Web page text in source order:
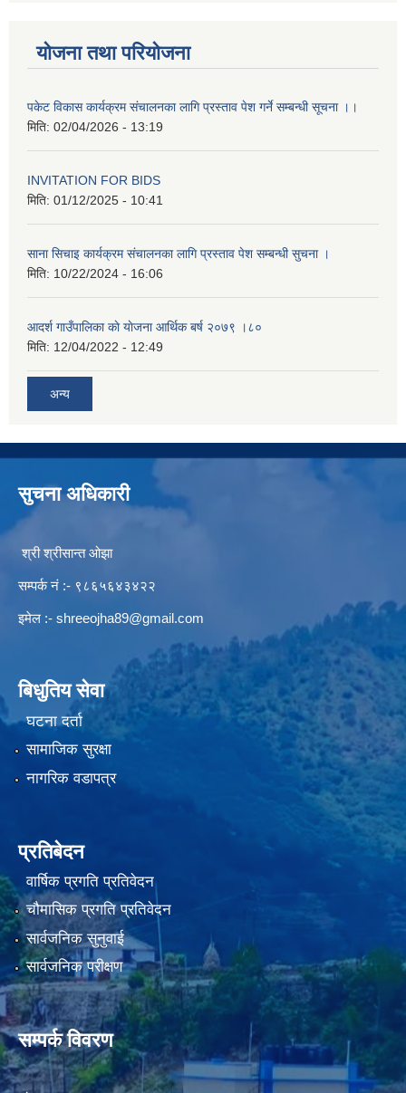
योजना तथा परियोजना
पकेट विकास कार्यक्रम संचालनका लागि प्रस्ताव पेश गर्ने सम्बन्धी सूचना ।।
मिति: 02/04/2026 - 13:19
INVITATION FOR BIDS
मिति: 01/12/2025 - 10:41
साना सिचाइ कार्यक्रम संचालनका लागि प्रस्ताव पेश सम्बन्धी सुचना ।
मिति: 10/22/2024 - 16:06
आदर्श गाउँपालिका काे याेजना आर्थिक बर्ष २०७९ ।८०
मिति: 12/04/2022 - 12:49
अन्य
सुचना अधिकारी
श्री श्रीसान्त ओझा
सम्पर्क नं :- ९८६५६४३४२२
इमेल :- shreeojha89@gmail.com
बिधुतिय सेवा
घटना दर्ता
सामाजिक सुरक्षा
नागरिक वडापत्र
प्रतिबेदन
वार्षिक प्रगति प्रतिवेदन
चौमासिक प्रगति प्रतिवेदन
सार्वजनिक सुनुवाई
सार्वजनिक परीक्षण
सम्पर्क विवरण